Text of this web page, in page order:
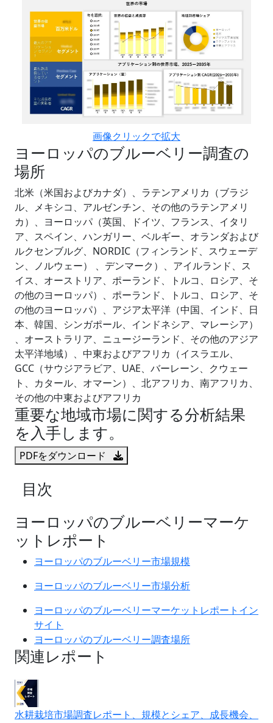
画像クリックで拡大
ヨーロッパのブルーベリー調査の
場所
北米（米国およびカナダ）、ラテンアメリカ（ブラジ
ル、メキシコ、アルゼンチン、その他のラテンアメリ
カ）、ヨーロッパ（英国、ドイツ、フランス、イタリ
ア、スペイン、ハンガリー、ベルギー、オランダおよび
ルクセンブルグ、NORDIC（フィンランド、スウェーデ
ン、ノルウェー） 、デンマーク）、アイルランド、ス
イス、オーストリア、ポーランド、トルコ、ロシア、そ
の他のヨーロッパ）、ポーランド、トルコ、ロシア、そ
の他のヨーロッパ）、アジア太平洋（中国、インド、日
本、韓国、シンガポール、インドネシア、マレーシア）
、オーストラリア、ニュージーランド、その他のアジア
太平洋地域）、中東およびアフリカ（イスラエル、
GCC（サウジアラビア、UAE、バーレーン、クウェー
ト、カタール、オマーン）、北アフリカ、南アフリカ、
その他の中東およびアフリカ
重要な地域市場に関する分析結果
を入手します。
PDFをダウンロード
目次
ヨーロッパのブルーベリーマーケ
ットレポート
ヨーロッパのブルーベリー市場規模
ヨーロッパのブルーベリー市場分析
ヨーロッパのブルーベリーマーケットレポートイン
サイト
ヨーロッパのブルーベリー調査場所
関連レポート
水耕栽培市場調査レポート、規模とシェア、成長機会、